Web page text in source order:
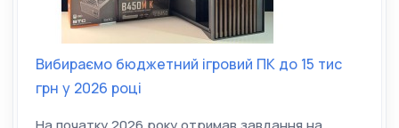
Вибираємо бюджетний ігровий ПК до 15 тис
грн у 2026 році